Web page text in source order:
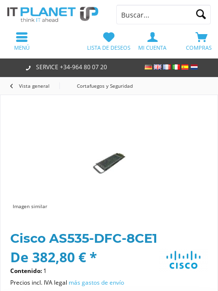
SERVICE +34-964 80 07 20
COMPRAS
LISTA DE DESEOS MI CUENTA
MENÚ
Vista general Cortafuegos y Seguridad
Imagen similar
Cisco AS535-DFC-8CE1
De 382,80 € *
Contenido: 1
Precios incl. IVA legal más gastos de envío